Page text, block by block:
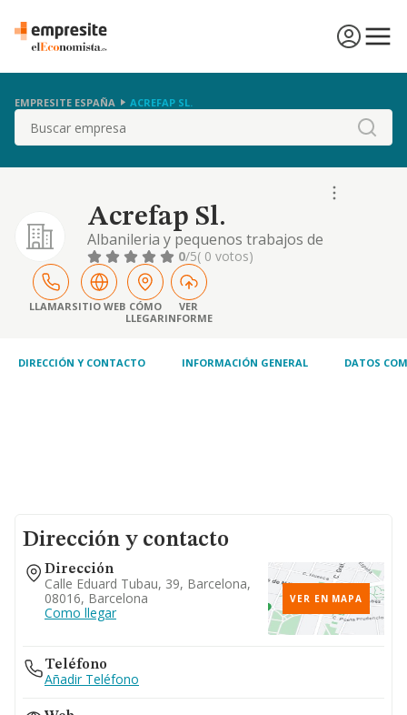
EMPRESITE ESPAÑA ACREFAP SL.
Buscar
Acrefap Sl.
Albanileria y pequenos trabajos de
construccion en general
0/5( 0 votos)
LLAMARSITIO WEB CÓMO
LLEGAR
VER
INFORME
DIRECCIÓN Y CONTACTO INFORMACIÓN GENERAL DATOS
Dirección y contacto
Dirección
Calle Eduard Tubau, 39, Barcelona,
08016, Barcelona
Como llegar
VER EN MAPA
Teléfono
Añadir Teléfono